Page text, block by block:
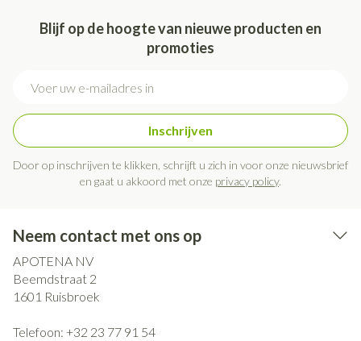
Blijf op de hoogte van nieuwe producten en
promoties
Inschrijven
Door op inschrijven te klikken, schrijft u zich in voor onze nieuwsbrief
en gaat u akkoord met onze privacy policy.
Neem contact met ons op
APOTENA NV
Beemdstraat 2
1601 Ruisbroek
Telefoon: +32 23 77 91 54